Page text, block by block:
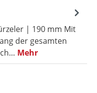
| 190 mm Mit
der gesamten
Mehr